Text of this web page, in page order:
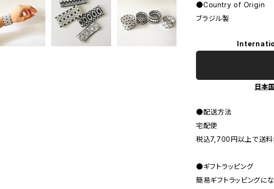
●Country of Origin
ブラジル製
日本
●配送方法
宅配便
税込7,700円以上で送料
●ギフトラッピング
簡易ギフトラッピングにな